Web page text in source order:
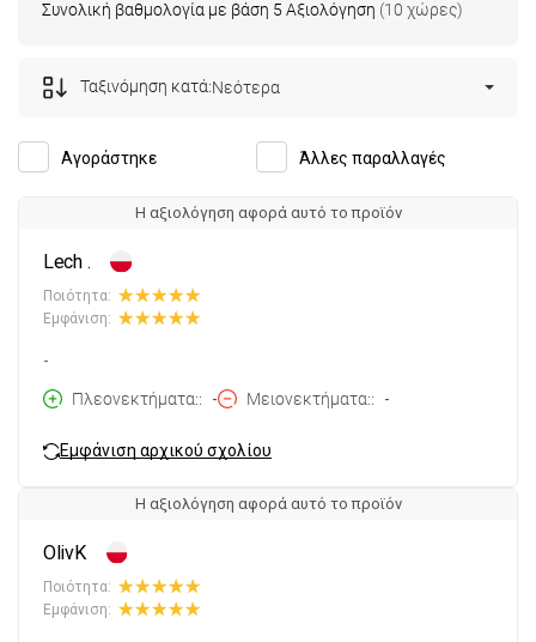
Συνολική βαθμολογία με βάση 5 Αξιολόγηση (10 χώρες)
Αγοράστηκε Άλλες παραλλαγές
Ταξινόμηση κατά:Νεότερα
Η αξιολόγηση αφορά αυτό το προϊόν
Lech .
Ποιότητα:
Εμφάνιση:
-
Πλεονεκτήματα:
- Μειονεκτήματα: -
Εμφάνιση αρχικού σχολίου
Η αξιολόγηση αφορά αυτό το προϊόν
OlivK
Ποιότητα:
Εμφάνιση: